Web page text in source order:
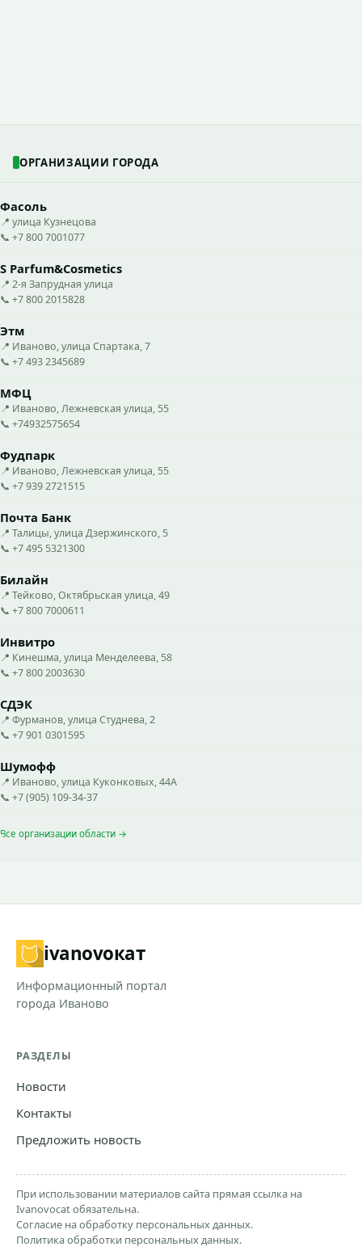
ОРГАНИЗАЦИИ ГОРОДА
Фасоль
📍 улица Кузнецова
📞 +7 800 7001077
S Parfum&Cosmetics
📍 2-я Запрудная улица
📞 +7 800 2015828
Этм
📍 Иваново, улица Спартака, 7
📞 +7 493 2345689
МФЦ
📍 Иваново, Лежневская улица, 55
📞 +74932575654
Фудпарк
📍 Иваново, Лежневская улица, 55
📞 +7 939 2721515
Почта Банк
📍 Талицы, улица Дзержинского, 5
📞 +7 495 5321300
Билайн
📍 Тейково, Октябрьская улица, 49
📞 +7 800 7000611
Инвитро
📍 Кинешма, улица Менделеева, 58
📞 +7 800 2003630
СДЭК
📍 Фурманов, улица Студнева, 2
📞 +7 901 0301595
Шумофф
📍 Иваново, улица Куконковых, 44А
📞 +7 (905) 109-34-37
Все организации области →
ivanovoкат
Информационный портал
города Иваново
РАЗДЕЛЫ
Новости
Контакты
Предложить новость
При использовании материалов сайта прямая ссылка на
Ivanovocat обязательна.
Согласие на обработку персональных данных.
Политика обработки персональных данных.